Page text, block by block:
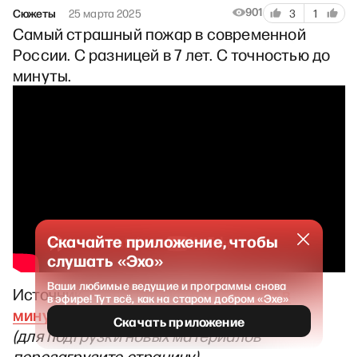
Сюжеты 25 марта 2025 901 3 1
Самый страшный пожар в современной
России. С разницей в 7 лет. С точностью до
минуты.
Источник – телеграм-канал“Минута в
минуту”
(для подгрузки новых материалов
Скачайте приложение, чтобы
слушать «Эхо»
Ваши любимые ведущие и программы снова
в эфире! Тут всё, как на старом добром «Эхе»
Скачать приложение